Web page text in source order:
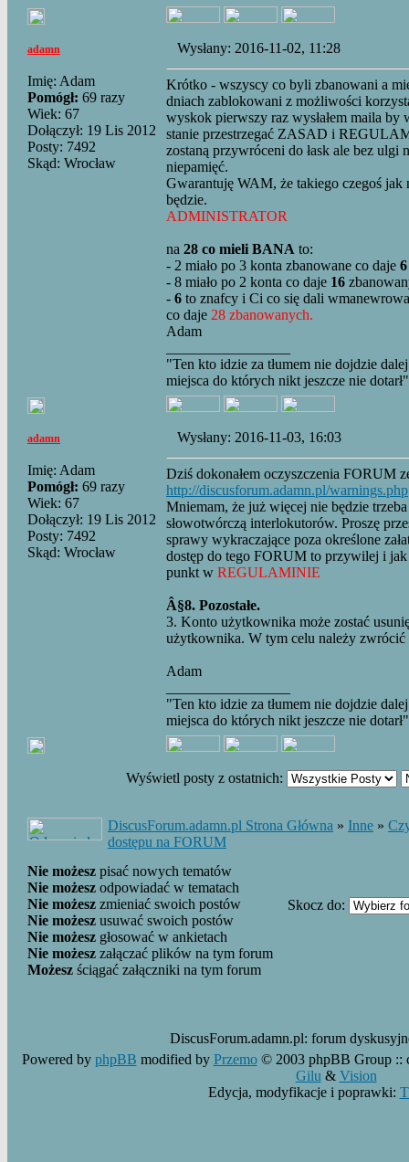
adamn
Imię: Adam
Pomógł: 69 razy
Wiek: 67
Dołączył: 19 Lis 2012
Posty: 7492
Skąd: Wrocław
Wysłany: 2016-11-02, 11:28
Krótko - wszyscy co byli zbanowani a
dniach zablokowani z możliwości
wyskok pierwszy raz wysłałem maila
stanie przestrzegać ZASAD i
zostaną przywróceni do łask ale bez ulgi
niepamięć.
Gwarantuję WAM, że takiego czegoś
będzie.
ADMINISTRATOR
na 28 co mieli BANA to:
- 2 miało po 3 konta zbanowane co daje 6
- 8 miało po 2 konta co daje 16
- 6 to znafcy i Ci co się dali
co daje 28 zbanowanych.
Adam
"Ten kto idzie za tłumem nie dojdzie
miejsca do których nikt jeszcze nie
adamn
Imię: Adam
Pomógł: 69 razy
Wiek: 67
Dołączył: 19 Lis 2012
Posty: 7492
Skąd: Wrocław
Wysłany: 2016-11-03, 16:03
Dziś dokonałem oczyszczenia FORUM
http://discusforum.adamn.pl/warnings.php
Mniemam, że już więcej nie będzie
słowotwórczą interlokutorów. Proszę
sprawy wykraczające poza określone
dostęp do tego FORUM to przywilej i
punkt w REGULAMINIE
Â§8. Pozostałe.
3. Konto użytkownika może zostać
użytkownika. W tym celu należy zwrócić
Adam
"Ten kto idzie za tłumem nie dojdzie
miejsca do których nikt jeszcze nie
Wyświetl posty z ostatnich:
DiscusForum.adamn.pl Strona Główna » Inne »
dostępu na FORUM
Nie możesz pisać nowych tematów
Nie możesz odpowiadać w tematach
Nie możesz zmieniać swoich postów
Nie możesz usuwać swoich postów
Nie możesz głosować w ankietach
Nie możesz załączać plików na tym forum
Możesz ściągać załączniki na tym forum
Skocz do:
DiscusForum.adamn.pl: forum
Powered by phpBB modified by Przemo© 2003 phpBB Group ::
Gilu & Vision
Edycja, modyfikacje i poprawki: